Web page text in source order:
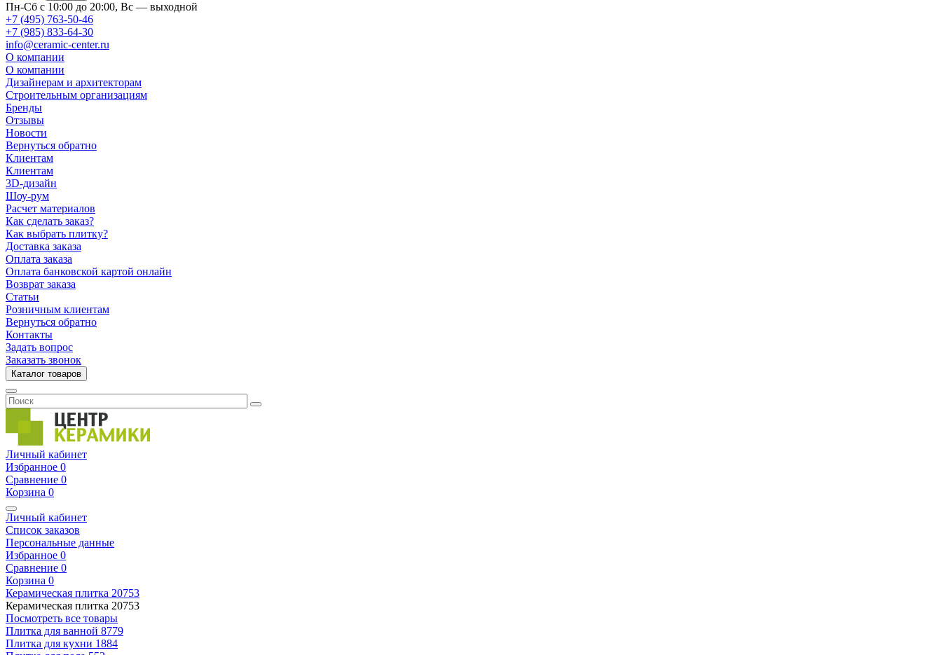
Пн-Сб с 10:00 до 20:00, Вс — выходной
+7 (495) 763-50-46
+7 (985) 833-64-30
info@ceramic-center.ru
О компании
О компании
Дизайнерам и архитекторам
Строительным организациям
Бренды
Отзывы
Новости
Вернуться обратно
Клиентам
Клиентам
3D-дизайн
Шоу-рум
Расчет материалов
Как сделать заказ?
Как выбрать плитку?
Доставка заказа
Оплата заказа
Оплата банковской картой онлайн
Возврат заказа
Статьи
Розничным клиентам
Вернуться обратно
Контакты
Задать вопрос
Заказать звонок
Каталог товаров
Личный кабинет
Избранное 0
Сравнение 0
Корзина 0
Личный кабинет
Список заказов
Персональные данные
Избранное 0
Сравнение 0
Корзина 0
Керамическая плитка 20753
Керамическая плитка 20753
Посмотреть все товары
Плитка для ванной 8779
Плитка для кухни 1884